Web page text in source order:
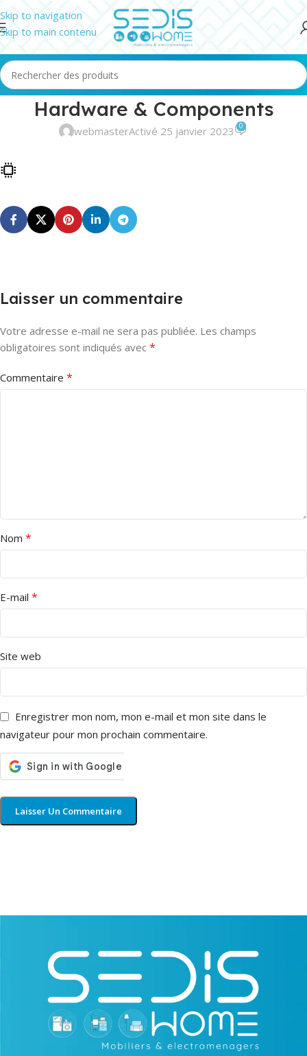
Skip to navigation
Skip to main contenu
Hardware & Components
webmasterActivé 25 janvier 2023 0
Laisser un commentaire
Votre adresse e-mail ne sera pas publiée. Les champs
obligatoires sont indiqués avec *
Commentaire *
Nom *
E-mail *
Site web
Enregistrer mon nom, mon e-mail et mon site dans le
navigateur pour mon prochain commentaire.